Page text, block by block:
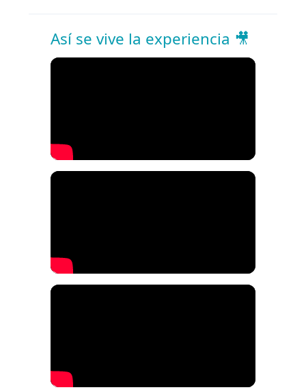
Así se vive la experiencia 🎥